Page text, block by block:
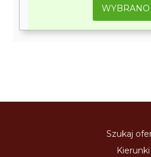
WYBRANO
Szukaj
Kierunki